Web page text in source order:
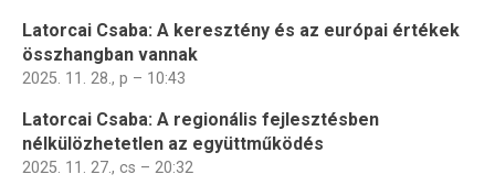
Latorcai Csaba: A keresztény és az európai értékek
összhangban vannak
2025. 11. 28., p – 10:43
Latorcai Csaba: A regionális fejlesztésben
nélkülözhetetlen az együttműködés
2025. 11. 27., cs – 20:32